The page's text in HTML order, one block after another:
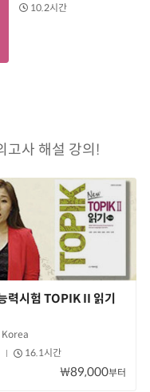
10.2시간
고사 해설 강의!
력시험 TOPIK II 읽기
16.1시간
₩89,000부터